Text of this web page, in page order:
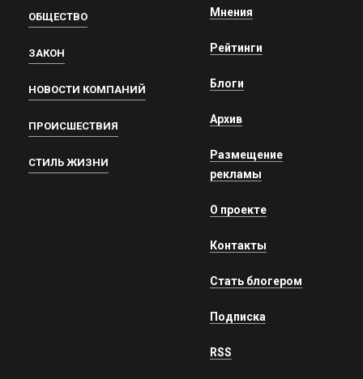
ОБЩЕСТВО
ЗАКОН
НОВОСТИ КОМПАНИЙ
ПРОИСШЕСТВИЯ
СТИЛЬ ЖИЗНИ
Мнения
Рейтинги
Блоги
Архив
Размещение
рекламы
О проекте
Контакты
Стать блогером
Подписка
RSS